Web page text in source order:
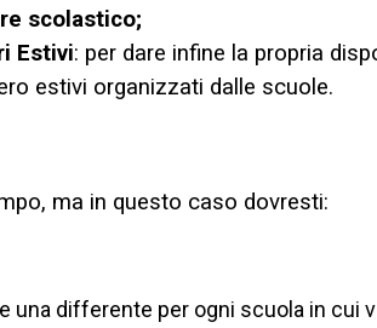
scolastico;
Estivi: per dare infine la propria
estivi organizzati dalle scuole.
ma in questo caso dovresti:
differente per ogni scuola in cui